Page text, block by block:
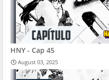
HNY - Cap 45
August 03, 2025